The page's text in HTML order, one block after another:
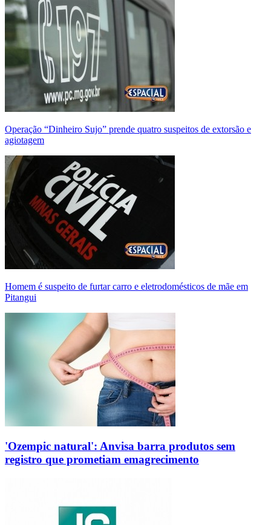
Operação “Dinheiro Sujo” prende quatro suspeitos de extorsão e
agiotagem
Homem é suspeito de furtar carro e eletrodomésticos de mãe em
Pitangui
'Ozempic natural': Anvisa barra produtos sem
registro que prometiam emagrecimento